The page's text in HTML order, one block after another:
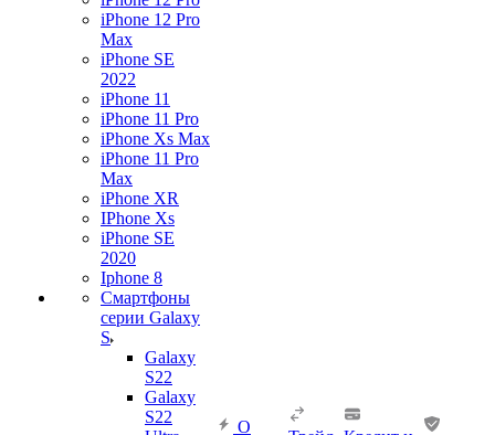
iPhone 12 Pro
Max
iPhone SE
2022
iPhone 11
iPhone 11 Pro
iPhone Xs Max
iPhone 11 Pro
Max
iPhone XR
IPhone Xs
iPhone SE
2020
Iphone 8
Смартфоны
серии Galaxy
S
Galaxy
S22
Galaxy
S22
О